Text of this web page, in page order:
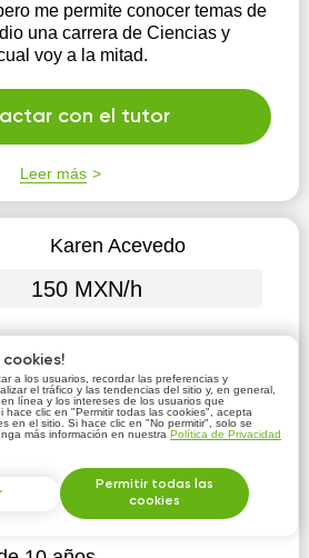
me permite conocer temas de
una carrera de Ciencias y
voy a la mitad.
con el tutor
Leer más
Karen Acevedo
150 MXN/h
Hall con certificación oficial
a los usuarios, recordar las preferencias y
el tráfico y las tendencias del sitio y, en general,
línea y los intereses de los usuarios que
hace clic en "Permitir todas las cookies", acepta
en el sitio. Si hace clic en "No permitir", solo se
más información en nuestra Política de Privacidad
Permitir todas las
cookies